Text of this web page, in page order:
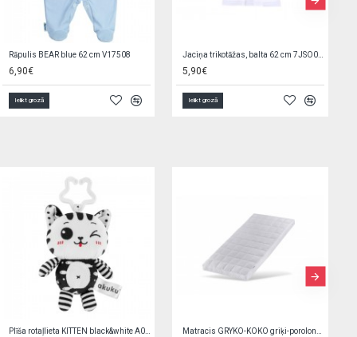
Zīdaiņu cimdiņi-dūraiņi COLOR DINO
1,90€
Ielikt grozā
Zīdaiņu cimdiņi-dūraiņi BIRDS
1,90€
Ielikt grozā
G/v komplekts SWEET SAFARI K-2P135 (sega,spilvens) Sport Cup with Foldable Spout 400 ml CARS 56/618